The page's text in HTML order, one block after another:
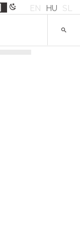
EN HU SL